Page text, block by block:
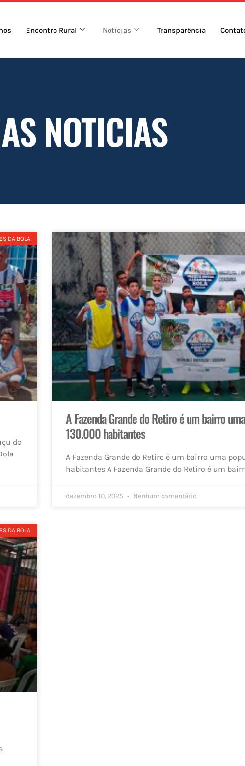
Encontro Rural Notícias Transparência
NOTICIAS
DA BOLA
do
A Fazenda Grande do Retiro é um bairro
130.000 habitantes
A Fazenda Grande do Retiro é um bairro uma
habitantes A Fazenda Grande do Retiro é um
dezembro 10, 2025 Nenhum comentário
DA BOLA